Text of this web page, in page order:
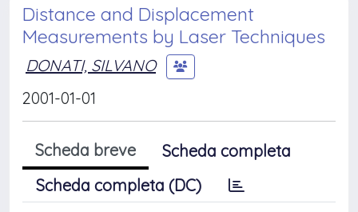
Distance and Displacement
Measurements by Laser Techniques
DONATI, SILVANO
2001-01-01
Scheda breve
Scheda completa
Scheda completa (DC)